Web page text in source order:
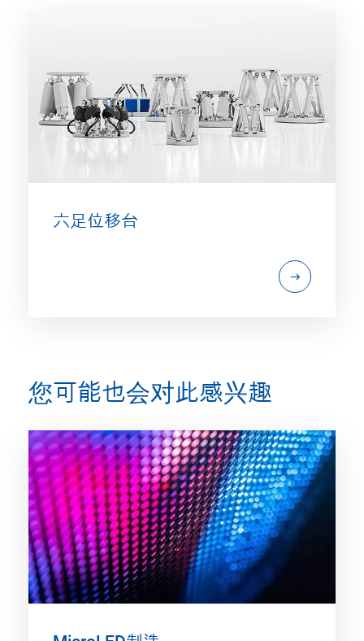
六足位移台
您可能也会对此感兴趣